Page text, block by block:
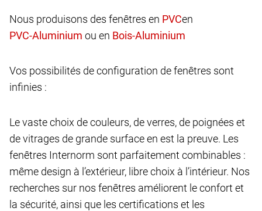
Nous produisons des fenêtres en
en
ou en
Vos possibilités de configuration de fenêtres sont
infinies :
Le vaste choix de couleurs, de verres, de poignées et
de vitrages de grande surface en est la preuve. Les
fenêtres Internorm sont parfaitement combinables :
même design à l’extérieur, libre choix à l’intérieur. Nos
recherches sur nos fenêtres améliorent le confort et
la sécurité, ainsi que les certifications et les